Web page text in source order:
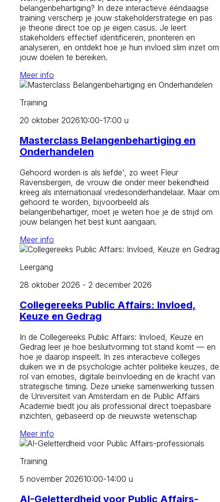
belangenbehartiging? In deze interactieve ééndaagse
training verscherp je jouw stakeholderstrategie en pas
je theorie direct toe op je eigen casus. Je leert
stakeholders effectief identificeren, prioriteren en
analyseren, en ontdekt hoe je hun invloed slim inzet om
jouw doelen te bereiken.
Meer info
Training
20 oktober 202610:00-17:00 u
Masterclass Belangenbehartiging en
Onderhandelen
Gehoord worden is als liefde', zo weet Fleur
Ravensbergen, de vrouw die onder meer bekendheid
kreeg als internationaal vredesonderhandelaar. Maar om
gehoord te worden, bijvoorbeeld als
belangenbehartiger, moet je weten hoe je de strijd om
jouw belangen het best kunt aangaan.
Meer info
Leergang
28 oktober 2026 - 2 december 2026
Collegereeks Public Affairs: Invloed,
Keuze en Gedrag
In de Collegereeks Public Affairs: Invloed, Keuze en
Gedrag leer je hoe besluitvorming tot stand komt — en
hoe je daarop inspeelt. In zes interactieve colleges
duiken we in de psychologie achter politieke keuzes, de
rol van emoties, digitale beïnvloeding en de kracht van
strategische timing. Deze unieke samenwerking tussen
de Universiteit van Amsterdam en de Public Affairs
Academie biedt jou als professional direct toepasbare
inzichten, gebaseerd op de nieuwste wetenschap
Meer info
Training
5 november 202610:00-14:00 u
AI-Geletterdheid voor Public Affairs-